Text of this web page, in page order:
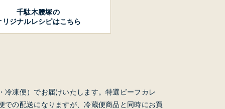
千駄木腰塚の
リジナルレシピはこちら
冷凍便）でお届けいたします。特選ビーフカレ
での配送になりますが、冷蔵便商品と同時にお買